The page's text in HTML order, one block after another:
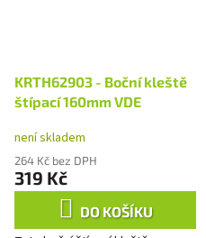
KRTH62903 - Boční kleště
štípací 160mm VDE
není skladem
264 Kč bez DPH
319 Kč
DO KOŠÍKU